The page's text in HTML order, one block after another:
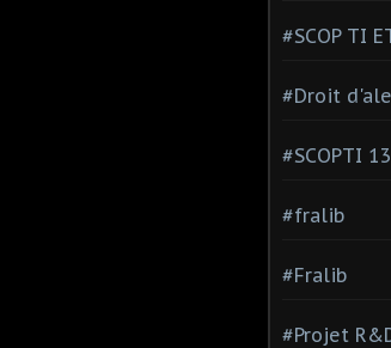
#SCOP TI
#Droit
#SCOPTI
#fralib
#Fralib
#Projet